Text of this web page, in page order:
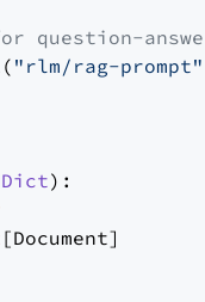
question-
"rlm/rag-prompt"
):
[Document]